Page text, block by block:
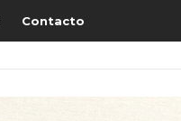
Contacto